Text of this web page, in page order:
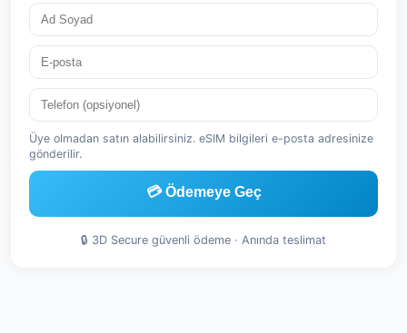
Üye olmadan satın alabilirsiniz. eSIM bilgileri e-posta adresinize
gönderilir.
💳 Ödemeye Geç
🔒 3D Secure güvenli ödeme · Anında teslimat